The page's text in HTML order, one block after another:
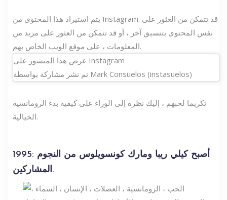
يتم استيراد هذا المحتوى من Instagram. قد تتمكن من العثور على
نفس المحتوى بتنسيق آخر ، أو قد تتمكن من العثور على مزيد من
المعلومات ، على موقع الويب الخاص بهم.
عرض هذا المنشور على Instagram
تم نشر مشاركة بواسطة Mark Consuelos (instasuelos)
تكريما لحبهم ، إليك نظرة إلى الوراء على كيفية بدء الرومانسية
الخيالية.
1995: أصبح كيلي ريبا ومارك كونسويلوس من النجوم
المشاركين.